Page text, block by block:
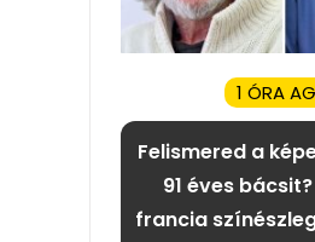
1 ÓRA
Felismered a
91 éves
francia